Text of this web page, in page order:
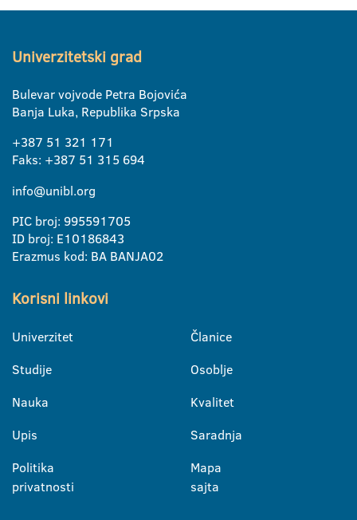
Univerzitetski grad
Bulevar vojvode Petra Bojovića
Banja Luka, Republika Srpska
+387 51 321 171
Faks: +387 51 315 694
info@unibl.org
PIC broj: 995591705
ID broj: E10186843
Erazmus kod: BA BANJA02
Korisni linkovi
Univerzitet
Studije
Nauka
Upis
Politika
privatnosti
Članice
Osoblje
Kvalitet
Saradnja
Mapa
sajta